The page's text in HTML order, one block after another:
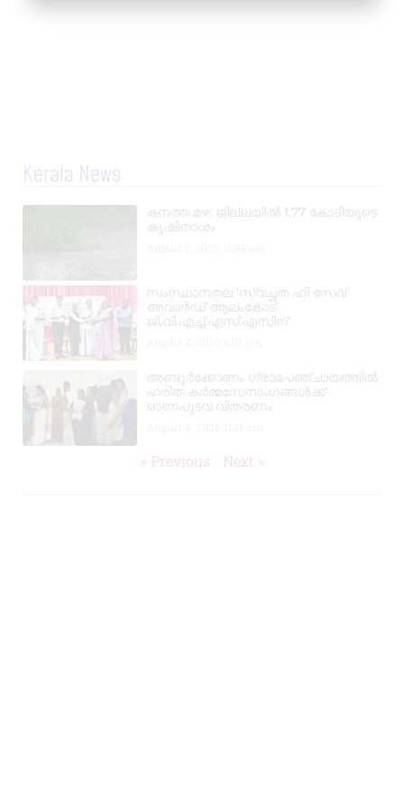
Kerala News
കനത്ത മഴ: ജില്ലയിൽ 1.77 കോടിയുടെ
കൃഷിനാശം
സംസ്ഥാനതല ‘സ്വച്ഛത ഹി സേവ’
അവാർഡ് ആലംകോട്
ജി.വി.എച്ച്.എസ്.എസിന്
അണ്ടൂർക്കോണം ഗ്രാമപഞ്ചായത്തിൽ
ഹരിത കർമ്മസേനാംഗങ്ങൾക്ക്
ഓണപുടവ വിതരണം
« Previous Next »